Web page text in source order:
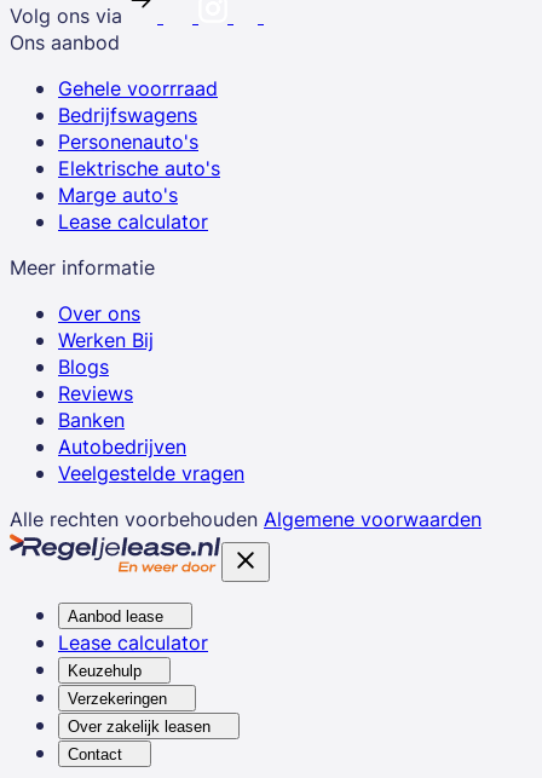
Volg ons via
Ons aanbod
Gehele voorrraad
Bedrijfswagens
Personenauto's
Elektrische auto's
Marge auto's
Lease calculator
Meer informatie
Over ons
Werken Bij
Blogs
Reviews
Banken
Autobedrijven
Veelgestelde vragen
Alle rechten voorbehouden Algemene voorwaarden
Aanbod lease
Lease calculator
Keuzehulp
Verzekeringen
Over zakelijk leasen
Contact